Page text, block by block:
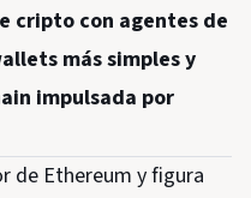
cripto con agentes de
más simples y
impulsada por
de Ethereum y figura